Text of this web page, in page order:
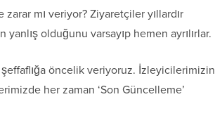
mı veriyor? Ziyaretçiler yıllardır
olduğunu varsayıp hemen ayrılırlar.
öncelik veriyoruz. İzleyicilerimizin
her zaman ‘Son Güncelleme’